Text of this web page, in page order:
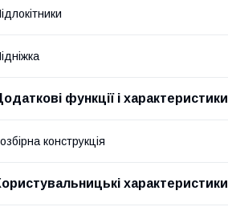
функції і характеристики
конструкція
характеристики